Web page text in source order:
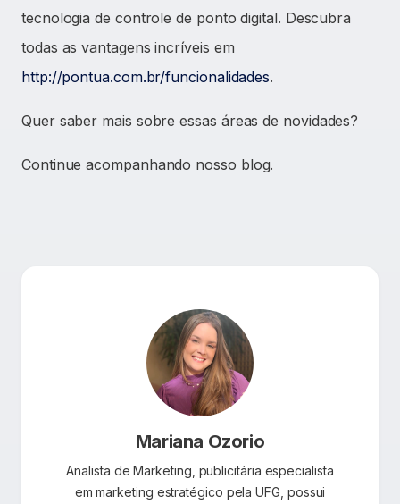
tecnologia de controle de ponto digital. Descubra
todas as vantagens incríveis em
http://pontua.com.br/funcionalidades.
Quer saber mais sobre essas áreas de novidades?
Continue acompanhando nosso blog.
Mariana Ozorio
Analista de Marketing, publicitária especialista
em marketing estratégico pela UFG, possui